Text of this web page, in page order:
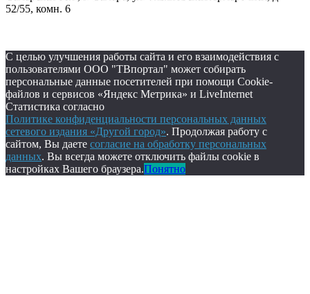
52/55, комн. 6
С целью улучшения работы сайта и его взаимодействия с
пользователями ООО "ТВпортал" может собирать
персональные данные посетителей при помощи Cookie-
файлов и сервисов «Яндекс Метрика» и LiveInternet
Статистика согласно
Политике конфиденциальности персональных данных
сетевого издания «Другой город». Продолжая работу с
сайтом, Вы даете согласие на обработку персональных
данных. Вы всегда можете отключить файлы cookie в
настройках Вашего браузера.Понятно